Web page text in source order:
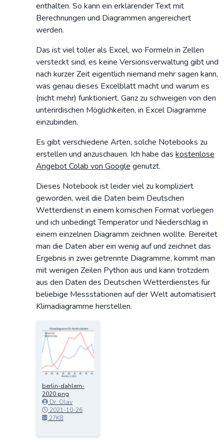
enthalten. So kann ein erklärender Text mit
Berechnungen und Diagrammen angereichert
werden.
Das ist viel toller als Excel, wo Formeln in Zellen
versteckt sind, es keine Versionsverwaltung gibt und
nach kurzer Zeit eigentlich niemand mehr sagen kann,
was genau dieses Excelblatt macht und warum es
(nicht mehr) funktioniert. Ganz zu schweigen von den
unterirdischen Möglichkeiten, in Excel Diagramme
einzubinden.
Es gibt verschiedene Arten, solche Notebooks zu
erstellen und anzuschauen. Ich habe das kostenlose
Angebot Colab von Google genutzt.
Dieses Notebook ist leider viel zu kompliziert
geworden, weil die Daten beim Deutschen
Wetterdienst in einem komischen Format vorliegen
und ich unbedingt Temperator und Niederschlag in
einem einzelnen Diagramm zeichnen wollte. Bereitet
man die Daten aber ein wenig auf und zeichnet das
Ergebnis in zwei getrennte Diagramme, kommt man
mit wenigen Zeilen Python aus und kann trotzdem
aus den Daten des Deutschen Wetterdienstes für
beliebige Messstationen auf der Welt automatisiert
Klimadiagramme herstellen.
berlin-dahlem-
2020.png
Dr. Olav
Schettler
2021-10-26
12:19:06
27KB